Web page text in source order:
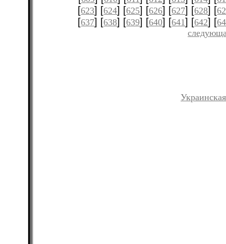
[623] [624] [625] [626] [627] [628] [
[637] [638] [639] [640] [641] [642] [